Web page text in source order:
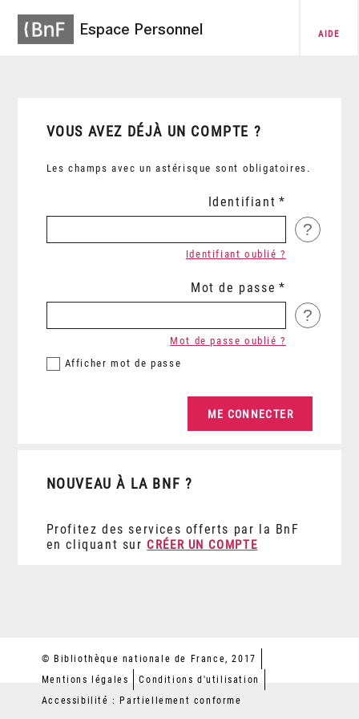
Espace Personnel AIDE
VOUS AVEZ DÉJÀ UN COMPTE ?
Les champs avec un astérisque sont obligatoires.
Identifiant
?
Identifiant oublié ?
Mot de passe
?
Afficher mot de passe
Mot de passe oublié ?
NOUVEAU À LA BNF ?
Profitez des services offerts par la BnF
en cliquant sur CRÉER UN COMPTE
© Bibliothèque nationale de France, 2017
Mentions légales
Conditions d'utilisation
Accessibilité : Partiellement conforme